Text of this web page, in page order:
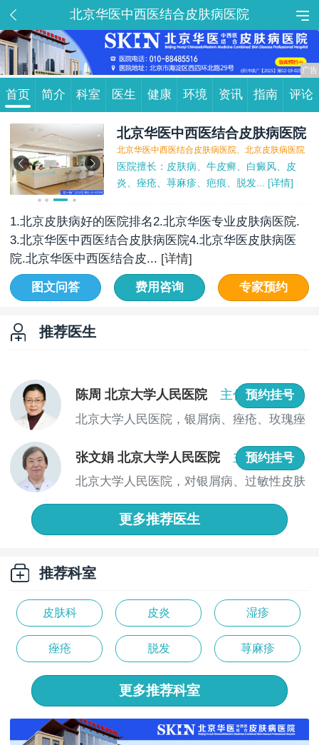
北京华医中西医结合皮肤病医院
首页 简介 科室 医生 健康 环境 资讯 指南 评论
北京华医中西医结合皮肤病医院
北京华医中西医结合皮肤病医院、北京皮肤病医院
医院擅长：皮肤病、牛皮癣、白癜风、皮
炎、痤疮、荨麻疹、疤痕、脱发...
[详情]
1.北京皮肤病好的医院排名2.北京华医专业皮肤病医院.
3.北京华医中西医结合皮肤病医院4.北京华医皮肤病医
院.北京华医中西医结合皮... [详情]
图文问答 费用咨询 专家预约
推荐医生
陈周 北京大学人民医院 主任医师预约挂号
北京大学人民医院，银屑病、痤疮、玫瑰痤
张文娟 北京大学人民医院 主任医师
预约挂号
北京大学人民医院，对银屑病、过敏性皮肤
更多推荐医生
推荐科室
皮肤科 皮炎 湿疹
痤疮 脱发 荨麻疹
更多推荐科室